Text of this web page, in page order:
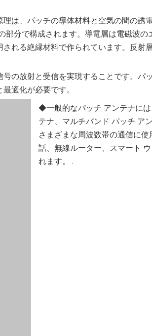
は、パッチの導体材料と空気の間の誘
分で構成されます。導電層は電磁波
れる絶縁材料で作られています。反
の放射と受信を実現することです。パ
適化が必要です。
◆一般的なパッチ アンテナに
テナ、マルチバンド パッチ ア
さまざまな周波数帯の通信に
話、無線ルーター、スマート
れます。
.